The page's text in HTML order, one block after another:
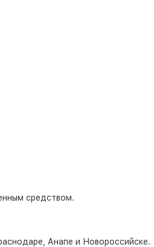
средством.
Анапе и Новороссийске.